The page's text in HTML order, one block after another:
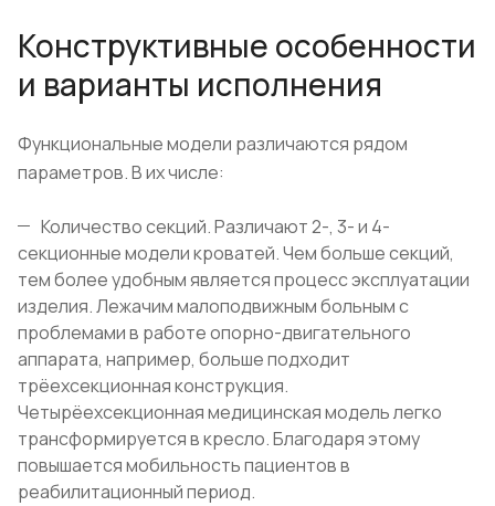
Конструктивные особенности
и варианты исполнения
Функциональные модели различаются рядом
параметров. В их числе:
Количество секций. Различают 2-, 3- и 4-
секционные модели кроватей. Чем больше секций,
тем более удобным является процесс эксплуатации
изделия. Лежачим малоподвижным больным с
проблемами в работе опорно-двигательного
аппарата, например, больше подходит
трёехсекционная конструкция.
Четырёехсекционная медицинская модель легко
трансформируется в кресло. Благодаря этому
повышается мобильность пациентов в
реабилитационный период.